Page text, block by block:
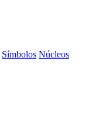
Símbolos Núcleos